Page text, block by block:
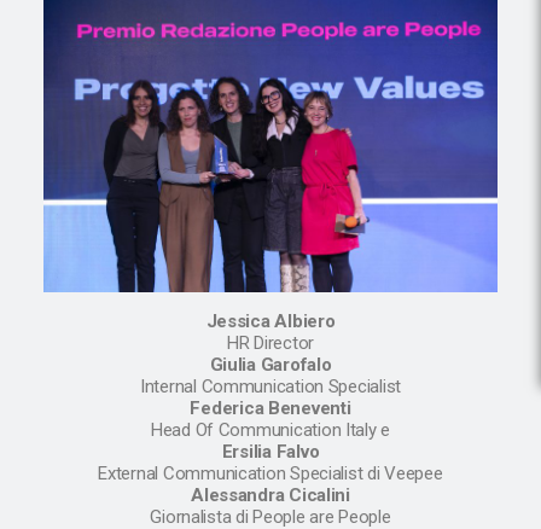
Jessica Albiero
HR Director
Giulia Garofalo
Internal Communication Specialist
Federica Beneventi
Head Of Communication Italy e
Ersilia Falvo
External Communication Specialist di Veepee
Alessandra Cicalini
Giornalista di People are People